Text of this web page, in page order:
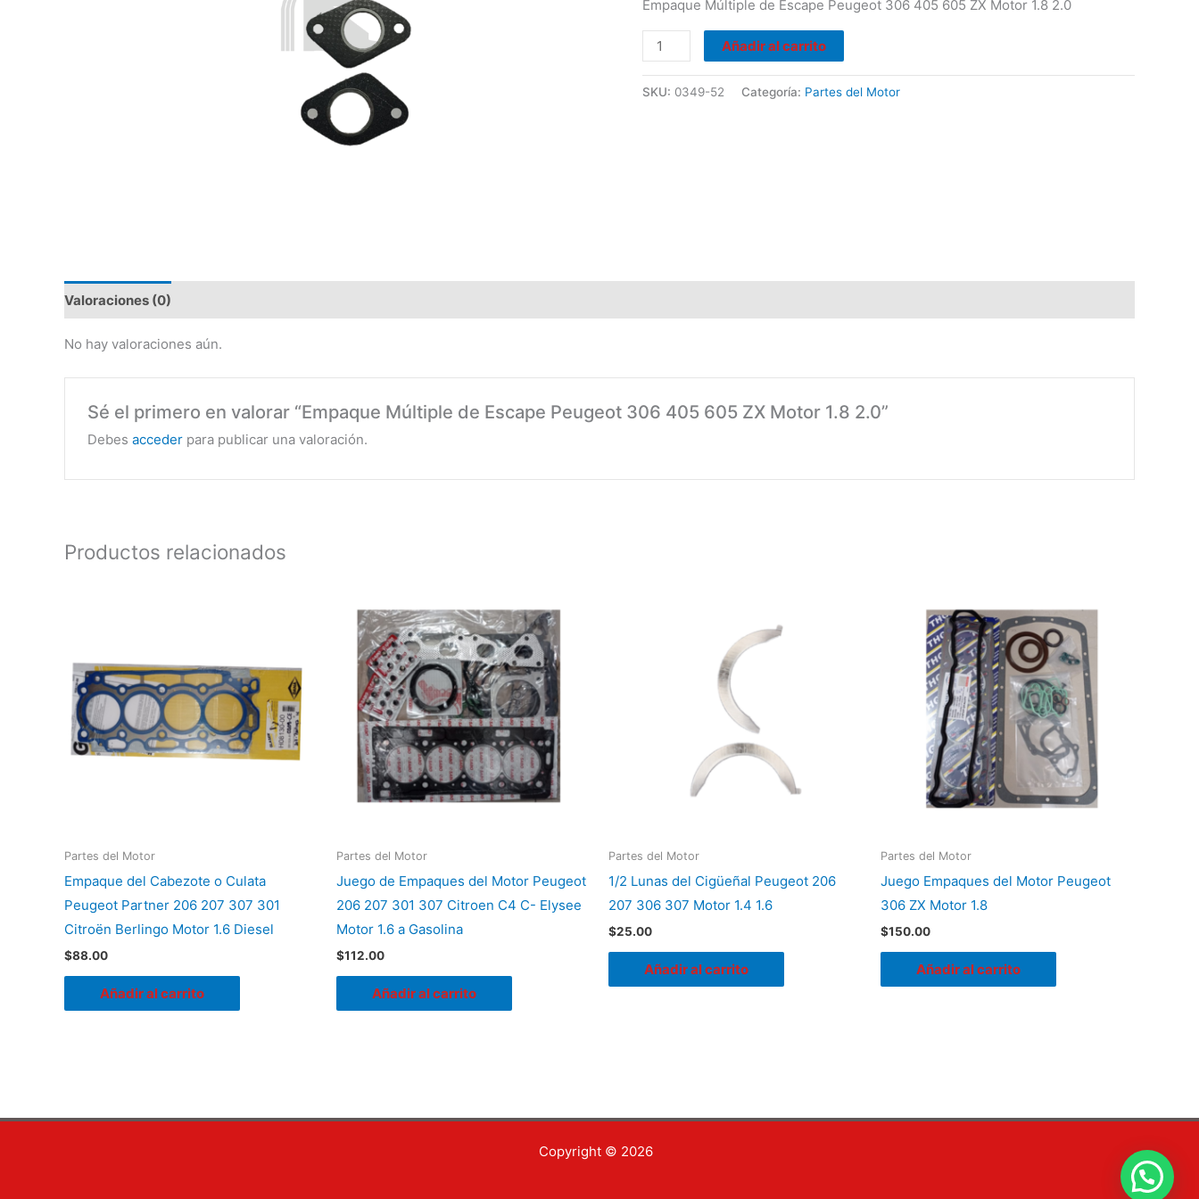
Empaque Múltiple de Escape Peugeot 306 405 605 ZX Motor 1.8 2.0
Motor
1.8
2.0
cantidad
Añadir al carrito
SKU: 0349-52 Categoría: Partes del Motor
Valoraciones (0)
No hay valoraciones aún.
Sé el primero en valorar “Empaque Múltiple de Escape Peugeot 306 405 605 ZX Motor 1.8 2.0”
Debesacceder para publicar una valoración.
Productos relacionados
Partes del Motor
Empaque del Cabezote o Culata
Peugeot Partner 206 207 307 301
Citroën Berlingo Motor 1.6 Diesel
$88.00
Añadir al carrito
Partes del Motor
Juego de Empaques del Motor Peugeot
206 207 301 307 Citroen C4 C- Elysee
Motor 1.6 a Gasolina
$112.00
Añadir al carrito
Partes del Motor
1/2 Lunas del Cigüeñal Peugeot 206
207 306 307 Motor 1.4 1.6
$25.00
Añadir al carrito
Partes del Motor
Juego Empaques del Motor Peugeot
306 ZX Motor 1.8
$150.00
Añadir al carrito
Copyright © 2026